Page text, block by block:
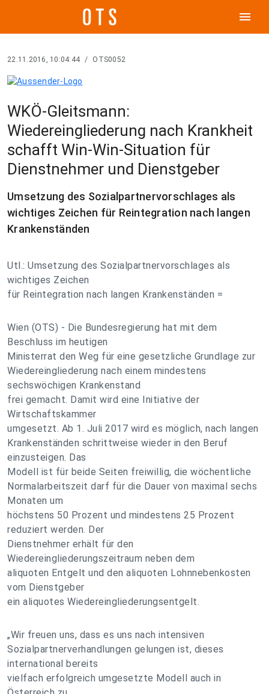
menu
22.11.2016, 10:04:44 / OTS0052
WKÖ-Gleitsmann:
Wiedereingliederung nach Krankheit
schafft Win-Win-Situation für
Dienstnehmer und Dienstgeber
Umsetzung des Sozialpartnervorschlages als
wichtiges Zeichen für Reintegration nach langen
Krankenständen
Utl.: Umsetzung des Sozialpartnervorschlages als
wichtiges Zeichen
für Reintegration nach langen Krankenständen =
Wien (OTS) - Die Bundesregierung hat mit dem
Beschluss im heutigen
Ministerrat den Weg für eine gesetzliche Grundlage zur
Wiedereingliederung nach einem mindestens
sechswöchigen Krankenstand
frei gemacht. Damit wird eine Initiative der
Wirtschaftskammer
umgesetzt. Ab 1. Juli 2017 wird es möglich, nach langen
Krankenständen schrittweise wieder in den Beruf
einzusteigen. Das
Modell ist für beide Seiten freiwillig, die wöchentliche
Normalarbeitszeit darf für die Dauer von maximal sechs
Monaten um
höchstens 50 Prozent und mindestens 25 Prozent
reduziert werden. Der
Dienstnehmer erhält für den
Wiedereingliederungszeitraum neben dem
aliquoten Entgelt und den aliquoten Lohnnebenkosten
vom Dienstgeber
ein aliquotes Wiedereingliederungsentgelt.
„Wir freuen uns, dass es uns nach intensiven
Sozialpartnerverhandlungen gelungen ist, dieses
international bereits
vielfach erfolgreich umgesetzte Modell auch in